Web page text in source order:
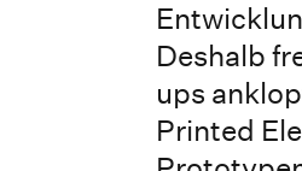
Deshalb
ups
Printed